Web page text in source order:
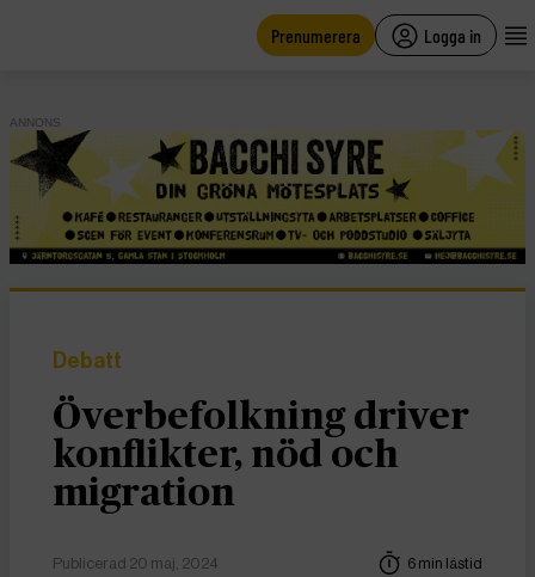
Prenumerera Logga in
ANNONS
Debatt
Överbefolkning driver
konflikter, nöd och
migration
Publicerad 20 maj, 2024 6 min lästid